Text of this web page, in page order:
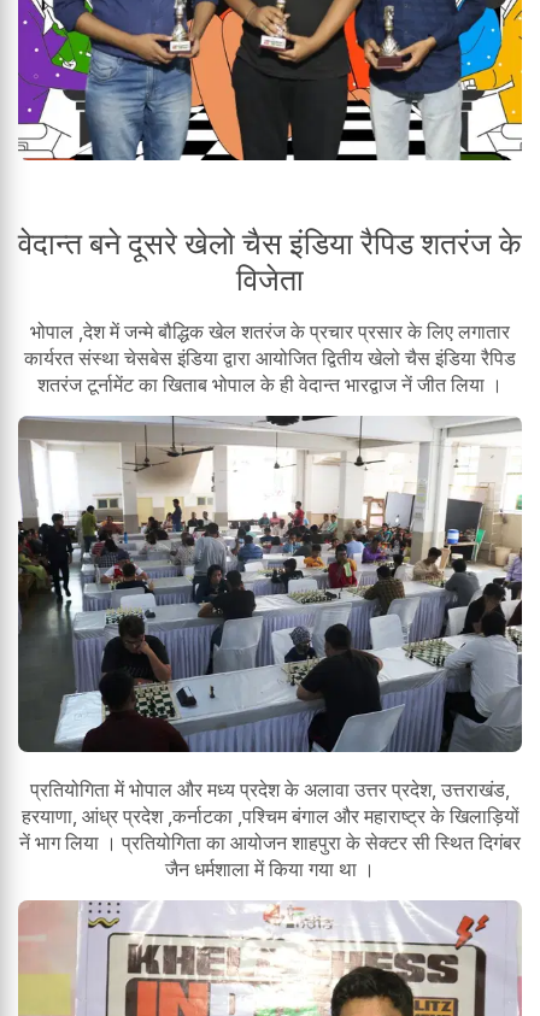
वेदान्त बने दूसरे खेलो चैस इंडिया रैपिड शतरंज के
विजेता
भोपाल ,देश में जन्मे बौद्धिक खेल शतरंज के प्रचार प्रसार के लिए लगातार
कार्यरत संस्था चेसबेस इंडिया द्वारा आयोजित द्वितीय खेलो चैस इंडिया रैपिड
शतरंज टूर्नामेंट का खिताब भोपाल के ही वेदान्त भारद्वाज नें जीत लिया ।
प्रतियोगिता में भोपाल और मध्य प्रदेश के अलावा उत्तर प्रदेश, उत्तराखंड,
हरयाणा, आंध्र प्रदेश ,कर्नाटका ,पश्चिम बंगाल और महाराष्ट्र के खिलाड़ियों
नें भाग लिया । प्रतियोगिता का आयोजन शाहपुरा के सेक्टर सी स्थित दिगंबर
जैन धर्मशाला में किया गया था ।